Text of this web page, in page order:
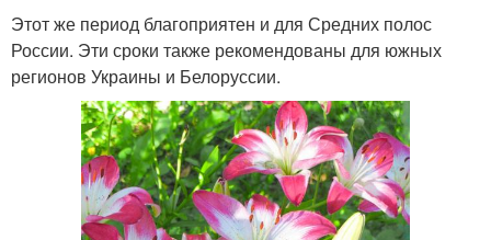
Этот же период благоприятен и для Средних полос
России. Эти сроки также рекомендованы для южных
регионов Украины и Белоруссии.